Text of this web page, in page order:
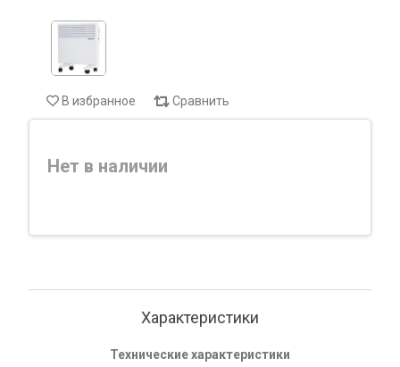
В избранное Сравнить
Нет в наличии
Характеристики
Технические характеристики